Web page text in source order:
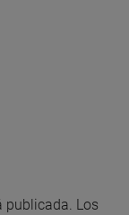
publicada. Los